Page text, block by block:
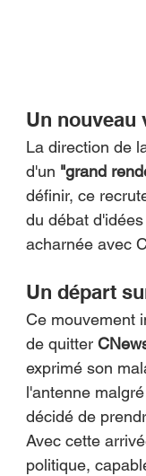
Un nouveau
La direction de
d'un "grand
définir, ce
du débat
acharnée avec
Un départ
Ce mouvement
de quitter
exprimé son
l'antenne
décidé de
Avec cette
politique,